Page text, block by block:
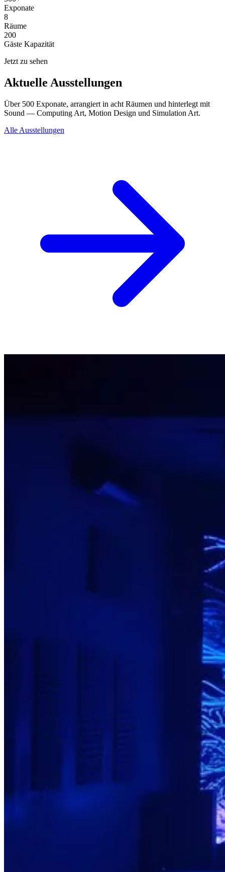
Exponate
8
Räume
200
Gäste Kapazität
Jetzt zu sehen
Aktuelle Ausstellungen
Über 500 Exponate, arrangiert in acht Räumen und hinterlegt mit
Sound — Computing Art, Motion Design und Simulation Art.
Alle Ausstellungen